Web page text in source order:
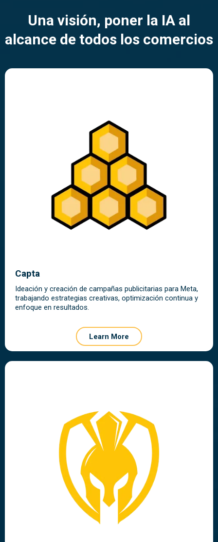
Una visión, poner la IA al
alcance de todos los comercios
Capta
Ideación y creación de campañas publicitarias para Meta,
trabajando estrategias creativas, optimización continua y
enfoque en resultados.
Learn More